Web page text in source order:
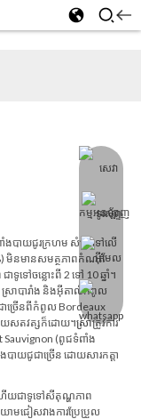
ាំងបាយជូរក្រហម សំដៅទៅលើ
មិនមានសមត្ថភាពកំណត់
ទូទៅចន្លោះពី 2 ទៅ 10 ឆ្នាំ។
រាបារាំង និងអ៊ីតាលីកំពូល
ច្រើនពីកំពូល Bordeaux
មួយសតវត្សក៏ដោយ។ស្រាត្រូវការ
(ពូជទំពាំង
យជូជាច្រើន ដោយសារកត្តា
ើយជាទូទៅសីតុណ្ហភាព
ាមជៀសវាងការប្រែប្រួល